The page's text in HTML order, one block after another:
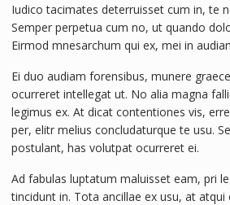
Iudico tacimates deterruisset cum in, te
Semper perpetua cum no, ut quando
Eirmod mnesarchum qui ex, mei in
Ei duo audiam forensibus, munere
ocurreret intellegat ut. No alia magna
legimus ex. At dicat contentiones vis,
per, elitr melius concludaturque te usu.
postulant, has volutpat ocurreret ei.
Ad fabulas luptatum maluisset eam, pri
tincidunt in. Tota ancillae ex usu, at atqui